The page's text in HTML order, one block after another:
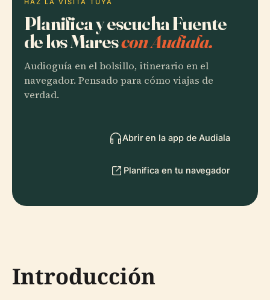
HAZ LA VISITA TUYA
Planifica y escucha Fuente
de los Marescon Audiala.
Audioguía en el bolsillo, itinerario en el
navegador. Pensado para cómo viajas de
verdad.
Abrir en la app de Audiala
Planifica en tu navegador
Introducción